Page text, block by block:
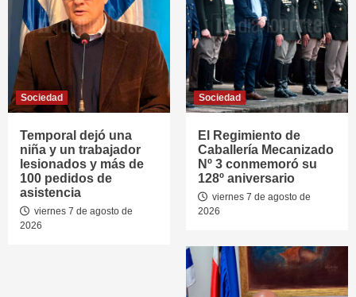
Sociedad
Temporal dejó una
niña y un trabajador
lesionados y más de
100 pedidos de
asistencia
viernes 7 de agosto de
2026
Sociedad
El Regimiento de
Caballería Mecanizado
Nº 3 conmemoró su
128º aniversario
viernes 7 de agosto de
2026